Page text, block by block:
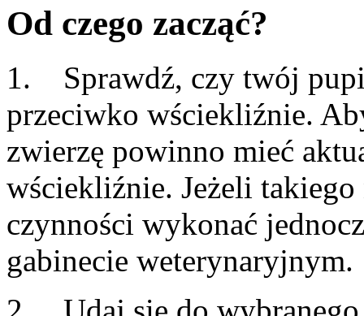
Od czego zacząć?
1. Sprawdź, czy twój
przeciwko wściekliźnie.
zwierzę powinno mieć
wściekliźnie. Jeżeli
czynności wykonać
gabinecie weterynaryjnym.